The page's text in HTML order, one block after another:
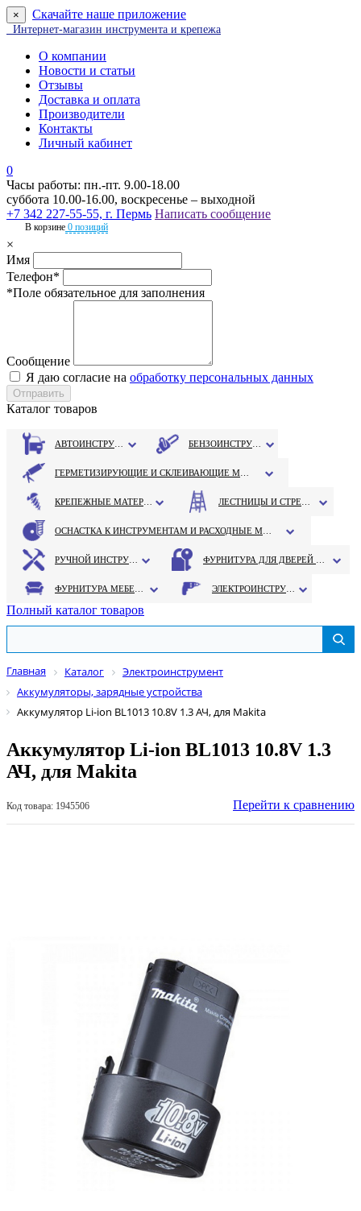
× Скачайте наше приложение
Интернет-магазин инструмента и крепежа
О компании
Новости и статьи
Отзывы
Доставка и оплата
Производители
Контакты
Личный кабинет
0
Часы работы: пн.-пт. 9.00-18.00
суббота 10.00-16.00, воскресенье – выходной
+7 342 227-55-55, г. Пермь Написать сообщение
В корзине 0 позиций
×
Имя
Телефон*
*Поле обязательное для заполнения
Сообщение
Я даю согласие на обработку персональных данных
Каталог товаров
Полный каталог товаров
Главная Каталог
Электроинструмент
Аккумуляторы, зарядные устройства
Аккумулятор Li-ion BL1013 10.8V 1.3 АЧ, для Makita
Аккумулятор Li-ion BL1013 10.8V 1.3
АЧ, для Makita
Код товара: 1945506 Перейти к сравнению